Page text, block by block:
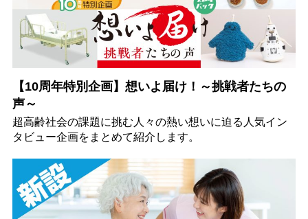
【10周年特別企画】想いよ届け！～挑戦者たちの
声～
超高齢社会の課題に挑む人々の熱い想いに迫る人気イン
タビュー企画をまとめて紹介します。